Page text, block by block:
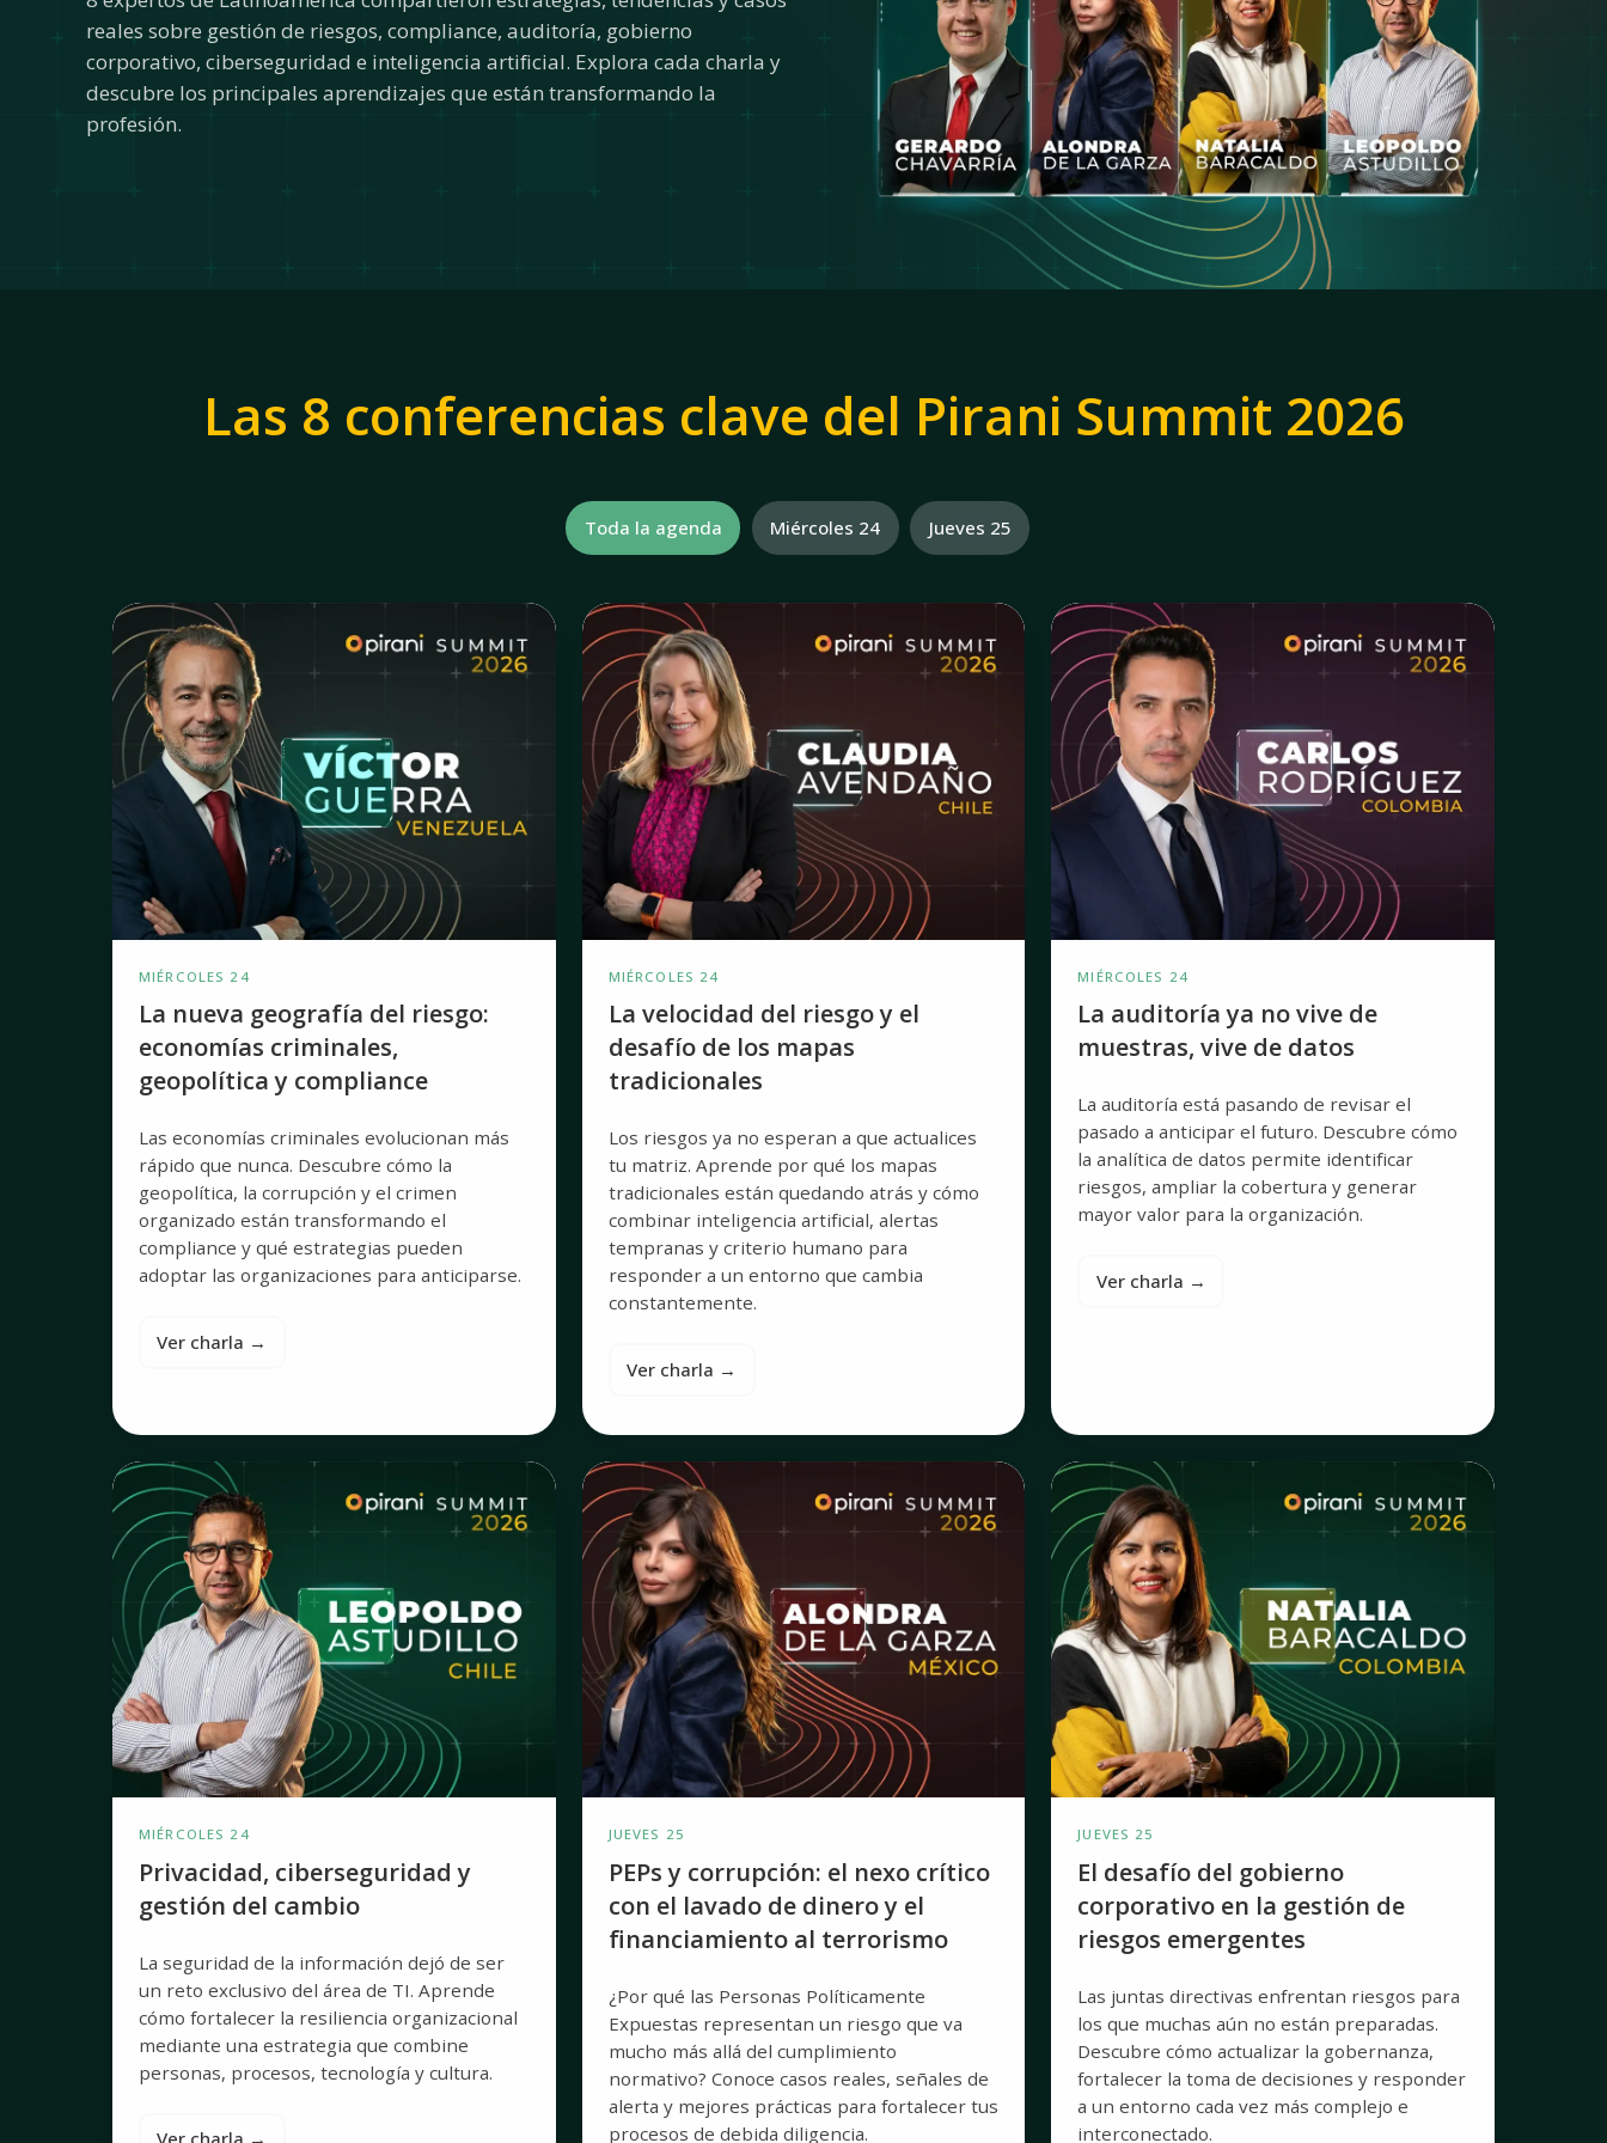
reales sobre gestión de riesgos, compliance, auditoría, gobierno
corporativo, ciberseguridad e inteligencia artificial. Explora cada charla y
descubre los principales aprendizajes que están transformando la
profesión.
Las 8 conferencias clave del Pirani Summit 2026
Toda la agenda Miércoles 24 Jueves 25
La
nueva
geografía
del
riesgo:
economías
criminales,
geopolítica
y
compliance
MIÉRCOLES 24
La nueva geografía del riesgo:
economías criminales,
geopolítica y compliance
Las economías criminales evolucionan más
rápido que nunca. Descubre cómo la
geopolítica, la corrupción y el crimen
organizado están transformando el
compliance y qué estrategias pueden
adoptar las organizaciones para anticiparse.
Ver charla →
La
velocidad
del
riesgo
y
el
desafío
mapas
tradicionales
MIÉRCOLES 24
La velocidad del riesgo y el
desafío de los mapas
tradicionales
Los riesgos ya no esperan a que actualices
tu matriz. Aprende por qué los mapas
tradicionales están quedando atrás y cómo
combinar inteligencia artificial, alertas
tempranas y criterio humano para
responder a un entorno que cambia
constantemente.
Ver charla →
La
auditoría
ya
no
vive
de
muestras,
vive
de
datos
MIÉRCOLES 24
La auditoría ya no vive de
muestras, vive de datos
La auditoría está pasando de revisar el
pasado a anticipar el futuro. Descubre cómo
la analítica de datos permite identificar
riesgos, ampliar la cobertura y generar
mayor valor para la organización.
Ver charla →
Privacidad,
ciberseguridad
y
gestión
del
cambio
MIÉRCOLES 24
Privacidad, ciberseguridad y
gestión del cambio
La seguridad de la información dejó de ser
un reto exclusivo del área de TI. Aprende
cómo fortalecer la resiliencia organizacional
mediante una estrategia que combine
personas, procesos, tecnología y cultura.
PEPs
y
corrupción:
el
nexo
crítico
con
el
lavado
de
dinero
financiamiento
terrorismo
JUEVES 25
PEPs y corrupción: el nexo crítico
con el lavado de dinero y el
financiamiento al terrorismo
¿Por qué las Personas Políticamente
Expuestas representan un riesgo que va
mucho más allá del cumplimiento
normativo? Conoce casos reales, señales de
alerta y mejores prácticas para fortalecer tus
procesos de debida diligencia.
El
desafío
del
gobierno
corporativo
en
la
gestión
de
riesgos
emergentes
JUEVES 25
El desafío del gobierno
corporativo en la gestión de
riesgos emergentes
Las juntas directivas enfrentan riesgos para
los que muchas aún no están preparadas.
Descubre cómo actualizar la gobernanza,
fortalecer la toma de decisiones y responder
a un entorno cada vez más complejo e
interconectado.